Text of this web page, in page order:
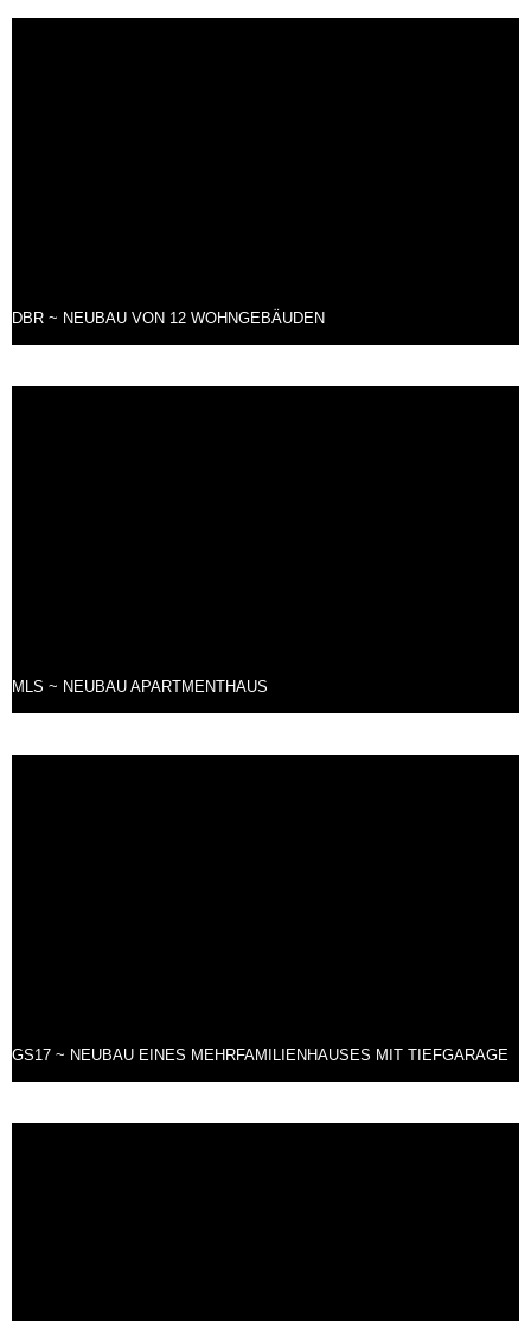
DBR ~ NEUBAU VON 12 WOHNGEBÄUDEN
MLS ~ NEUBAU APARTMENTHAUS
GS17 ~ NEUBAU EINES MEHRFAMILIENHAUSES MIT TIEFGARAGE